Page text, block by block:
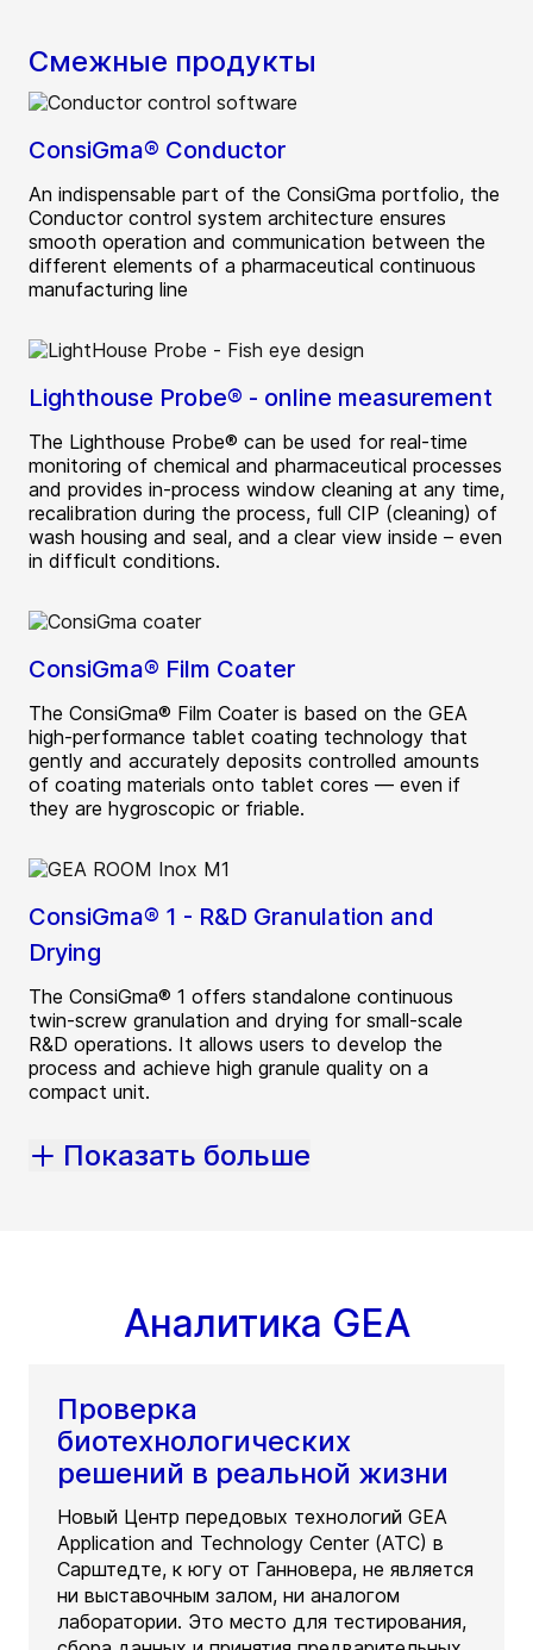
Смежные продукты
ConsiGma® Conductor
An indispensable part of the ConsiGma portfolio, the
Conductor control system architecture ensures
smooth operation and communication between the
different elements of a pharmaceutical continuous
manufacturing line
Lighthouse Probe® - online measurement
The Lighthouse Probe® can be used for real-time
monitoring of chemical and pharmaceutical processes
and provides in-process window cleaning at any time,
recalibration during the process, full CIP (cleaning) of
wash housing and seal, and a clear view inside – even
in difficult conditions.
ConsiGma® Film Coater
The ConsiGma® Film Coater is based on the GEA
high-performance tablet coating technology that
gently and accurately deposits controlled amounts
of coating materials onto tablet cores — even if
they are hygroscopic or friable.
ConsiGma® 1 - R&D Granulation and
Drying
The ConsiGma® 1 offers standalone continuous
twin-screw granulation and drying for small-scale
R&D operations. It allows users to develop the
process and achieve high granule quality on a
compact unit.
Показать больше
Аналитика GEA
Проверка
биотехнологических
решений в реальной жизни
Новый Центр передовых технологий GEA
Application and Technology Center (ATC) в
Сарштедте, к югу от Ганновера, не является
ни выставочным залом, ни аналогом
лаборатории. Это место для тестирования,